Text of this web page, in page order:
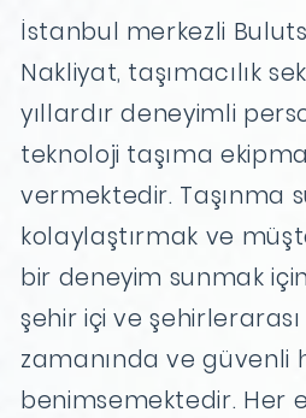
İstanbul merkezli
Nakliyat, taşımacılık
yıllardır deneyimli
teknoloji taşıma
vermektedir. Taşınma
kolaylaştırmak ve
bir deneyim sunmak
şehir içi ve şehirlerarası
zamanında ve güvenli
benimsemektedir. Her